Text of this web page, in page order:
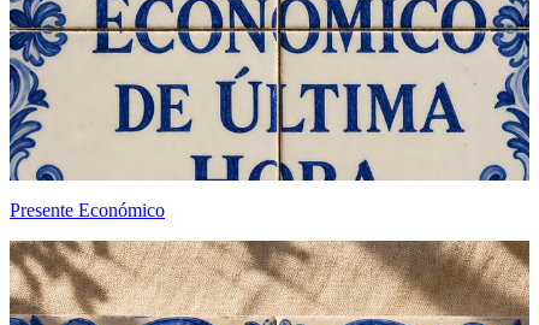
Presente Económico